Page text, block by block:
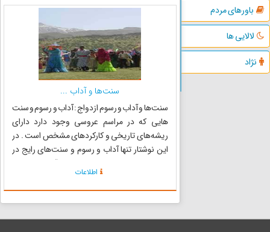
باورهای مردم
لالایی ها
نژاد
سنت‌ها و آداب ...
سنت‌ها و آداب و رسوم ازدواج : آداب و رسوم و سنت
هایی که در مراسم عروسی وجود دارد دارای
ریشه‌های تاریخی و کارکردهای مشخص است . در
این نوشتار تنها آداب و رسوم و سنت‌های رایج در
مراسم ازدواج توصیف می‌شود . این آداب و رسوم از
گذشته‌های دور وجود داشته و کم و بیش امروزه نیز
در مناطق مختلف...
اطلاعات